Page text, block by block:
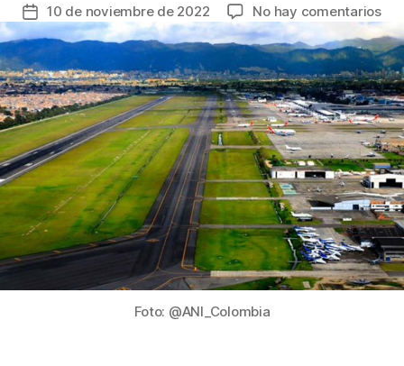
c
e
b
o
o
k
itt
er
ail er
e
st
m
p
ar
tir
Fecha
de
la
entrada
10 de noviembre de 2022 No hay comentariosen
de
en
El
y
a
del
Foto: @ANI_Colombia